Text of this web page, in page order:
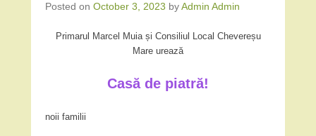
Posted on October 3, 2023 byAdmin Admin
Primarul Marcel Muia și Consiliul Local Chevereșu
Mare urează
Casă de piatră!
noii familii